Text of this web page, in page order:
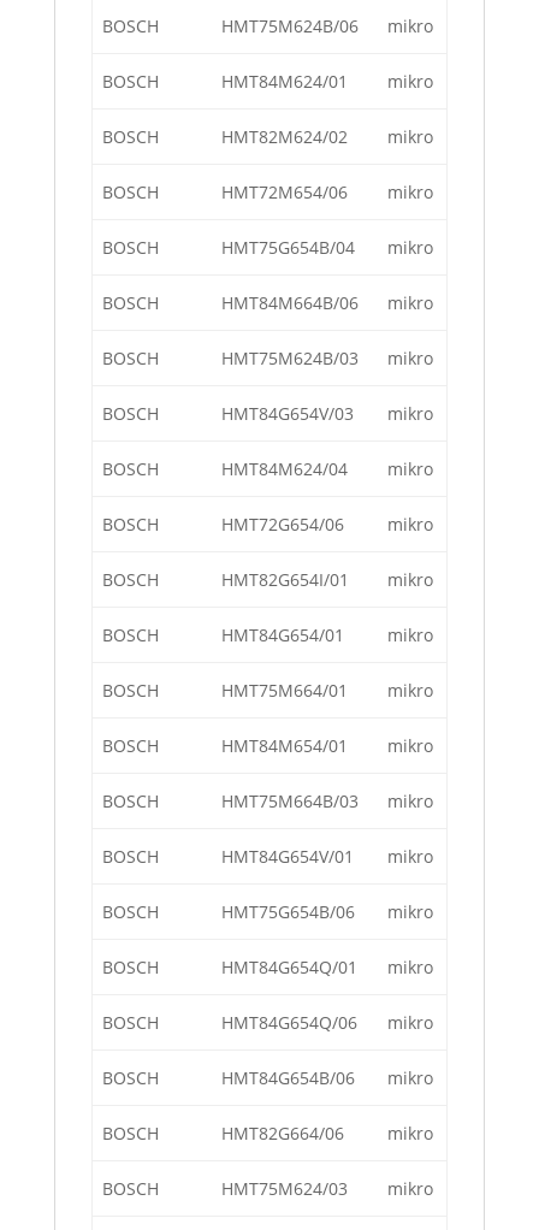
BOSCH HMT75M624B/06 mikro
BOSCH HMT84M624/01 mikro
BOSCH HMT82M624/02 mikro
BOSCH HMT72M654/06 mikro
BOSCH HMT75G654B/04 mikro
BOSCH HMT84M664B/06 mikro
BOSCH HMT75M624B/03 mikro
BOSCH HMT84G654V/03 mikro
BOSCH HMT84M624/04 mikro
BOSCH HMT72G654/06 mikro
BOSCH HMT82G654I/01 mikro
BOSCH HMT84G654/01 mikro
BOSCH HMT75M664/01 mikro
BOSCH HMT84M654/01 mikro
BOSCH HMT75M664B/03 mikro
BOSCH HMT84G654V/01 mikro
BOSCH HMT75G654B/06 mikro
BOSCH HMT84G654Q/01 mikro
BOSCH HMT84G654Q/06 mikro
BOSCH HMT84G654B/06 mikro
BOSCH HMT82G664/06 mikro
BOSCH HMT75M624/03 mikro